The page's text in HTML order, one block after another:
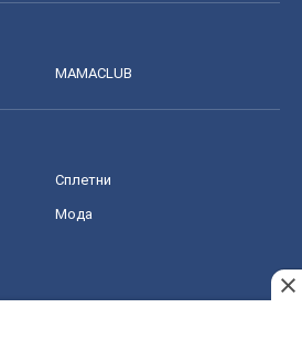
MAMACLUB
Сплетни
Мода